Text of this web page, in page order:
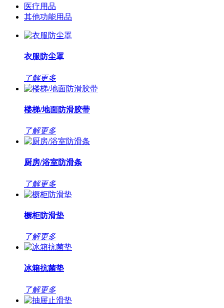
医疗用品
其他功能用品
衣服防尘罩
了解更多
楼梯/地面防滑胶带
了解更多
厨房/浴室防滑条
了解更多
橱柜防滑垫
了解更多
冰箱抗菌垫
了解更多